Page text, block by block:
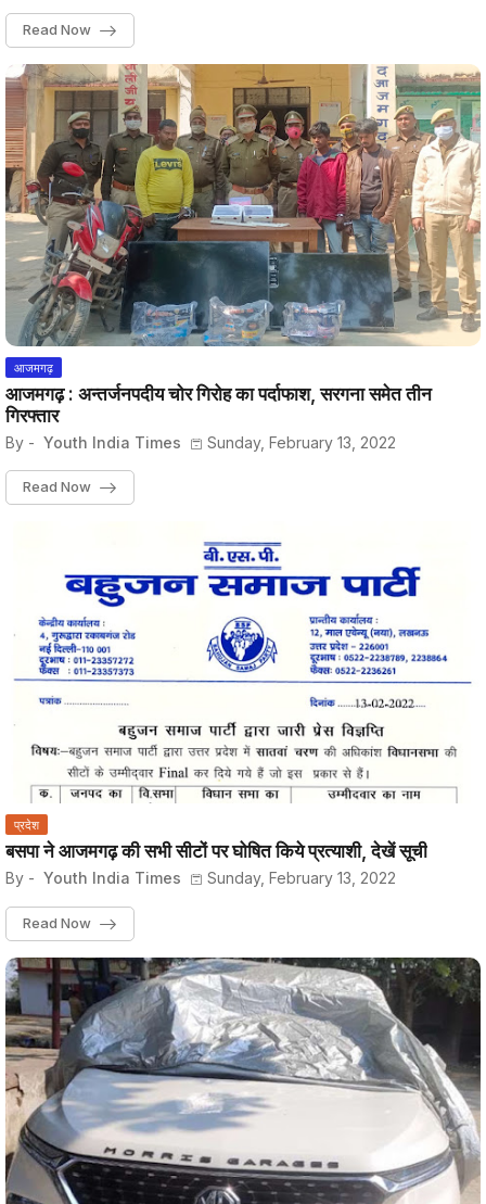
Read Now
आजमगढ़
आजमगढ़ : अन्तर्जनपदीय चोर गिरोह का पर्दाफाश, सरगना समेत तीन
गिरफ्तार
By - Youth India Times Sunday, February 13, 2022
Read Now
प्रदेश
बसपा ने आजमगढ़ की सभी सीटों पर घोषित किये प्रत्याशी, देखें सूची
By - Youth India Times Sunday, February 13, 2022
Read Now